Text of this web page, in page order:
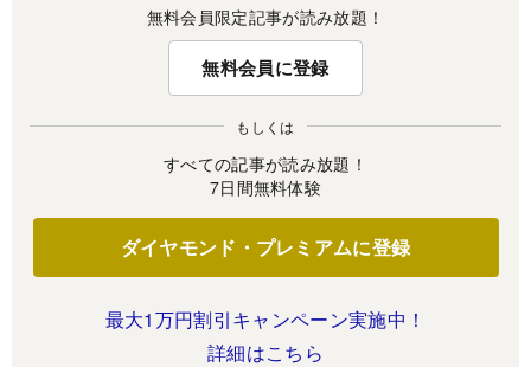
無料会員限定記事が読み放題！
無料会員に登録
もしくは
すべての記事が読み放題！
7日間無料体験
ダイヤモンド・プレミアムに登録
最大1万円割引キャンペーン実施中！
詳細はこちら